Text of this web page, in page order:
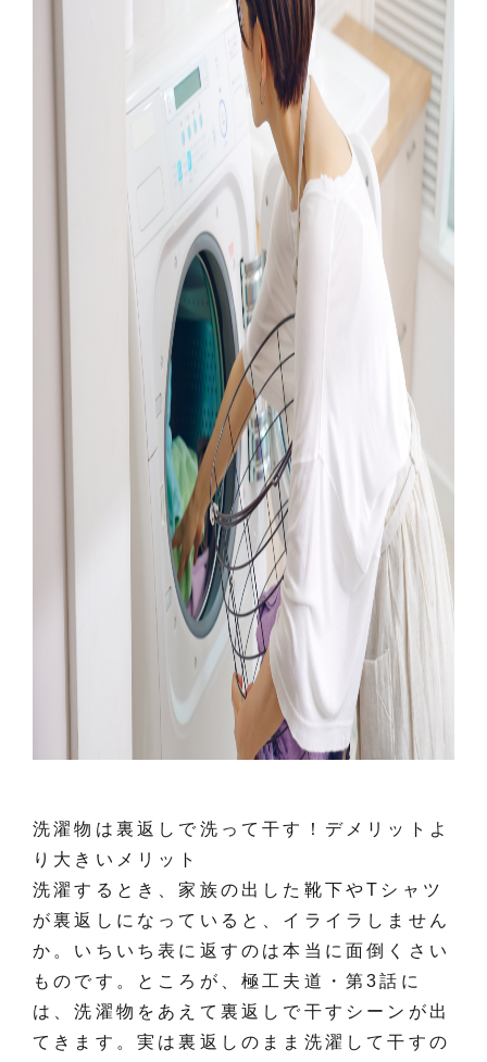
洗濯物は裏返しで洗って干す！デメリットよ
り大きいメリット
洗濯するとき、家族の出した靴下やTシャツ
が裏返しになっていると、イライラしません
か。いちいち表に返すのは本当に面倒くさい
ものです。ところが、極工夫道・第3話に
は、洗濯物をあえて裏返しで干すシーンが出
てきます。実は裏返しのまま洗濯して干すの